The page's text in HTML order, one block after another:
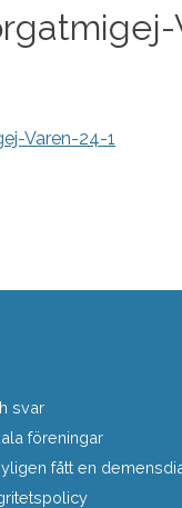
Varen-24-1
svar
föreningar
fått en